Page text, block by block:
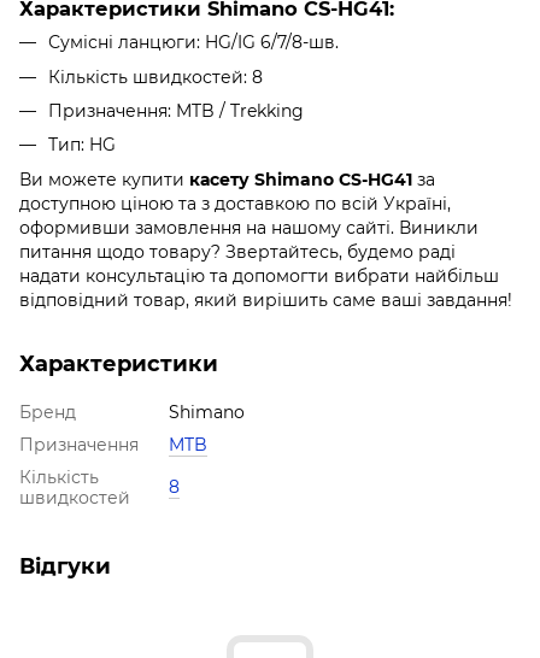
Характеристики Shimano CS-HG41:
Сумісні ланцюги: HG/IG 6/7/8-шв.
Кількість швидкостей: 8
Призначення: MTB / Trekking
Тип: HG
Ви можете купити касету Shimano CS-HG41 за
доступною ціною та з доставкою по всій Україні,
оформивши замовлення на нашому сайті. Виникли
питання щодо товару? Звертайтесь, будемо раді
надати консультацію та допомогти вибрати найбільш
відповідний товар, який вирішить саме ваші завдання!
Характеристики
Бренд
Shimano
Призначення
MTB
Кількість
швидкостей
8
Відгуки